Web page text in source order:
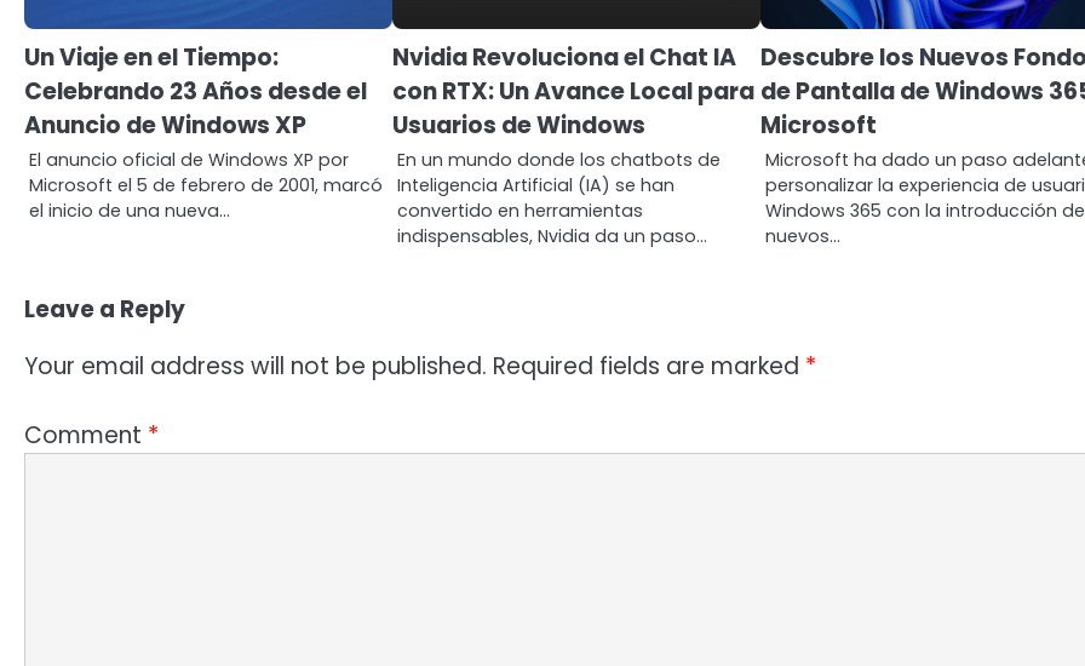
Un Viaje en el Tiempo:
Celebrando 23 Años desde el
Anuncio de Windows XP
El anuncio oficial de Windows XP por
Microsoft el 5 de febrero de 2001, marcó
el inicio de una nueva…
Nvidia Revoluciona el Chat IA
con RTX: Un Avance Local para
Usuarios de Windows
En un mundo donde los chatbots de
Inteligencia Artificial (IA) se han
convertido en herramientas
indispensables, Nvidia da un paso…
Descubre los Nuevos
de Pantalla de Windows
Microsoft
Microsoft ha dado un paso
personalizar la experiencia de
Windows 365 con la introducción de
nuevos…
Leave a Reply
Your email address will not be published. Required fields are marked *
Comment *